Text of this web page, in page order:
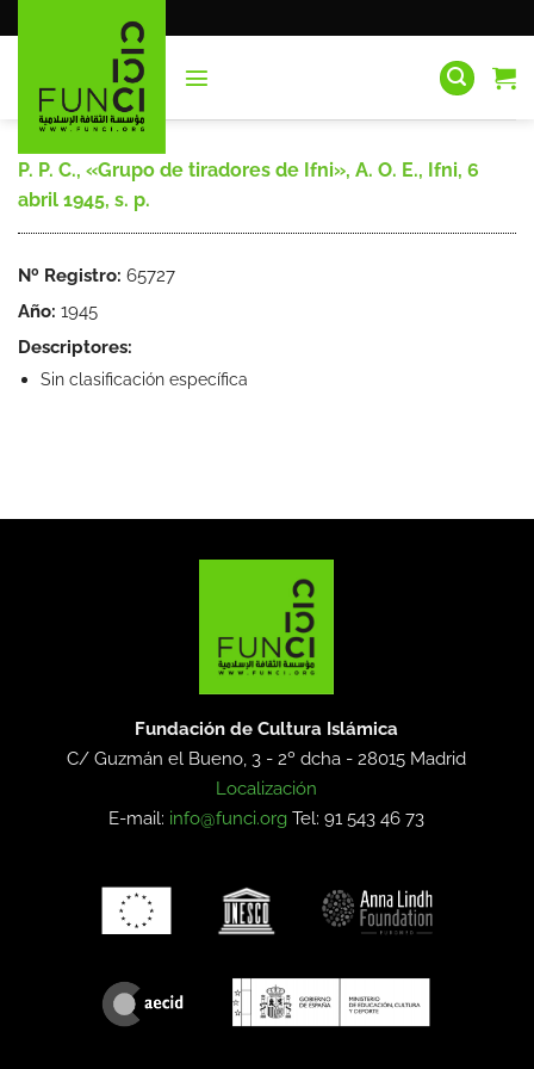
al
P. P. C., «Grupo de tiradores de Ifni», A. O. E., Ifni, 6
abril 1945, s. p.
Nº Registro: 65727
Año: 1945
Descriptores:
Sin clasificación específica
Fundación de Cultura Islámica
C/ Guzmán el Bueno, 3 - 2º dcha -28015 Madrid
Localización
E-mail: info@funci.org Tel: 91 543 46 73